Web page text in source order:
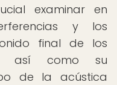
examinar en
y los
final de los
así como su
de la acústica